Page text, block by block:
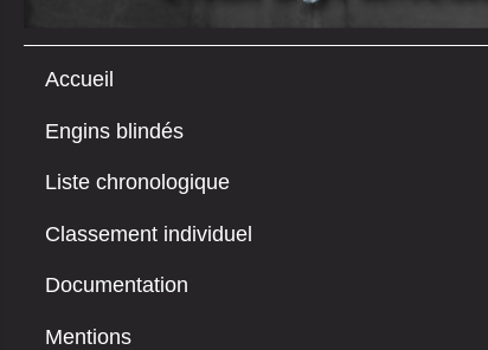
Accueil
Engins blindés
Liste chronologique
Classement individuel
Documentation
Mentions